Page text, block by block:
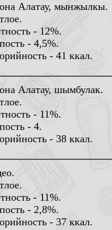
Алатау, мынжылкы.
- 12%.
- 4,5%.
- 41 ккал.
Алатау, шымбулак.
- 11%.
- 4.
- 38 ккал.
- 11%.
- 2,8%.
- 37 ккал.